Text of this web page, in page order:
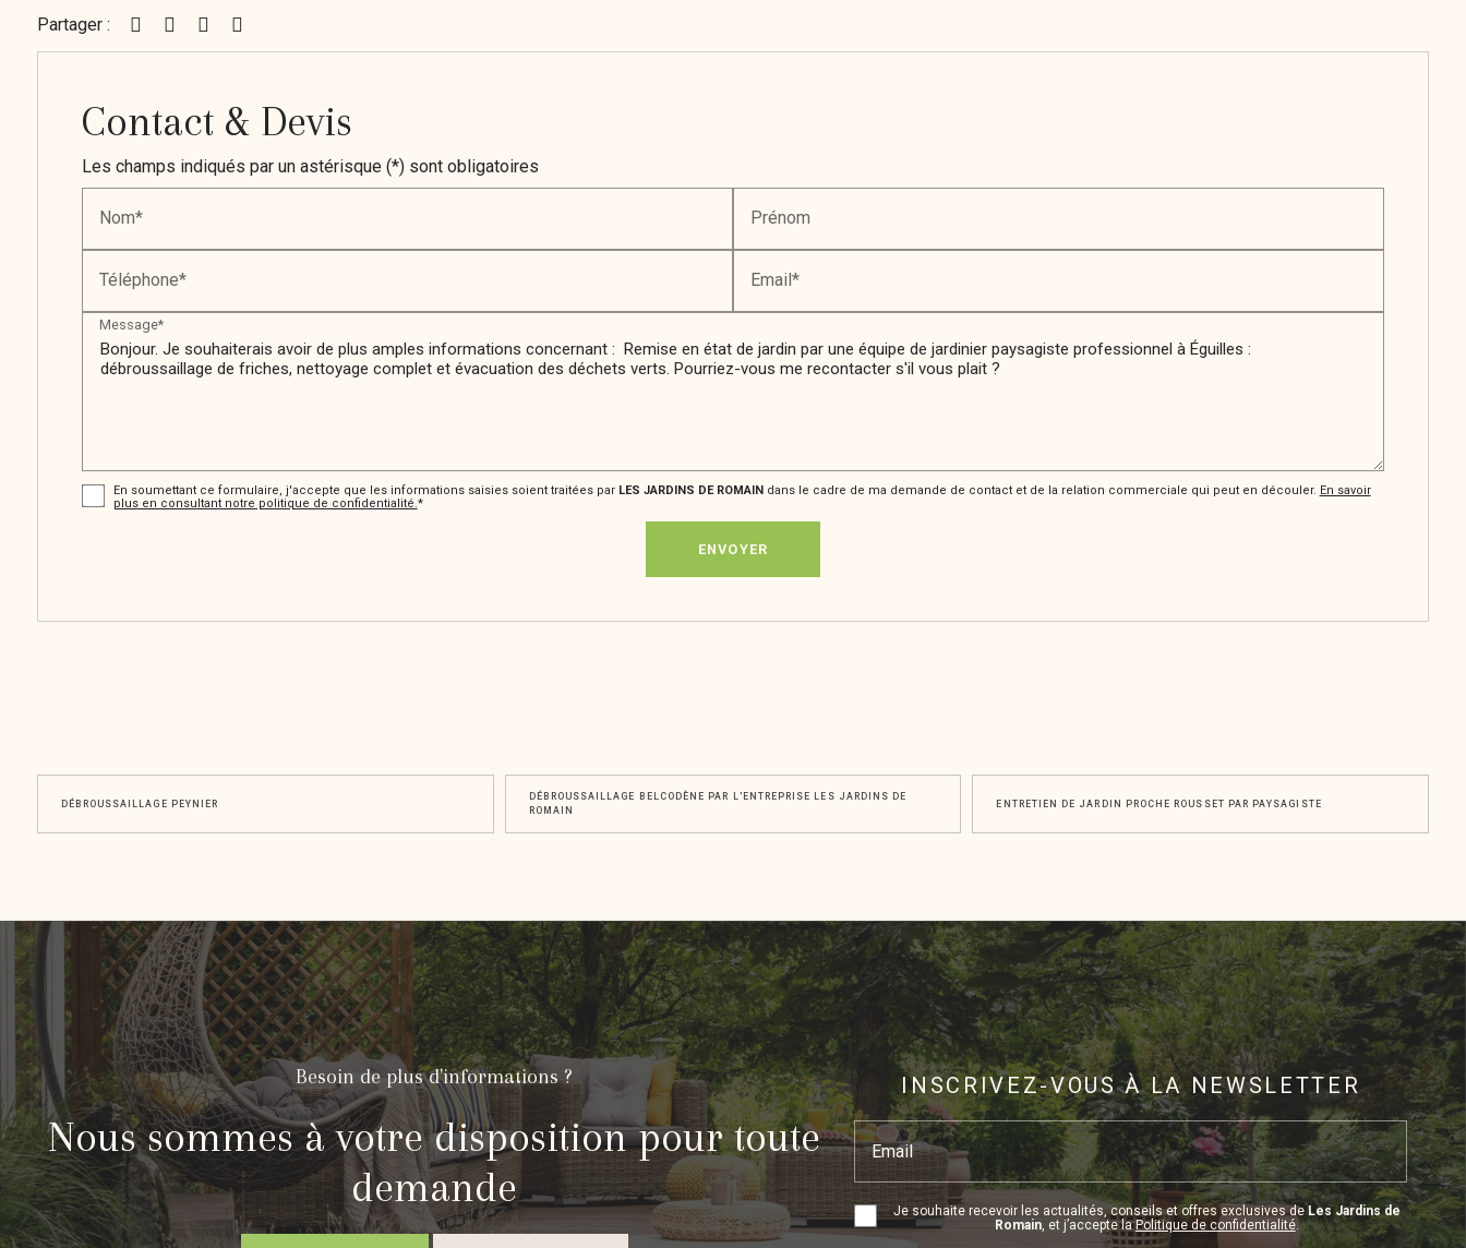
Partager :
Contact & Devis
Les champs indiqués par un astérisque (*) sont obligatoires
Nom* Prénom
Téléphone* Email*
Message*
En soumettant ce formulaire, j'accepte que les informations saisies soient traitées par LES JARDINS DE ROMAIN dans le cadre de ma demande de contact et de la relation commerciale qui peut en découler. En savoir
plus en consultant notre politique de confidentialité.*
DÉBROUSSAILLAGE PEYNIER
DÉBROUSSAILLAGE BELCODÈNE PAR L'ENTREPRISE LES JARDINS DE
ROMAIN
ENTRETIEN DE JARDIN PROCHE ROUSSET PAR PAYSAGISTE
Besoin de plus d'informations ?
Nous sommes à votre disposition pour toute
demande
INSCRIVEZ-VOUS À LA NEWSLETTER
Email
Je souhaite recevoir les actualités, conseils et offres exclusives deLes Jardins de
Romain, et j’accepte la Politique de confidentialité.